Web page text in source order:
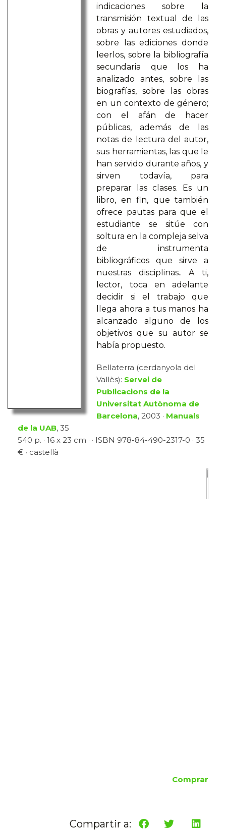
indicaciones sobre la
transmisión textual de las
obras y autores estudiados,
sobre las ediciones donde
leerlos, sobre la bibliografía
secundaria que los ha
analizado antes, sobre las
biografías, sobre las obras
en un contexto de género;
con el afán de hacer
públicas, además de las
notas de lectura del autor,
sus herramientas, las que le
han servido durante años, y
sirven todavía, para
preparar las clases. Es un
libro, en fin, que también
ofrece pautas para que el
estudiante se sitúe con
soltura en la compleja selva
de instrumenta
bibliográficos que sirve a
nuestras disciplinas.. A ti,
lector, toca en adelante
decidir si el trabajo que
llega ahora a tus manos ha
alcanzado alguno de los
objetivos que su autor se
había propuesto.
Bellaterra (cerdanyola del
Vallès): Servei de
Publicacions de la
Universitat Autònoma de
Barcelona, 2003 · Manuals
de la UAB, 35
540 p. · 16 x 23 cm · · ISBN 978-84-490-2317-0 · 35
€ · castellà
Comprar
Compartir a: